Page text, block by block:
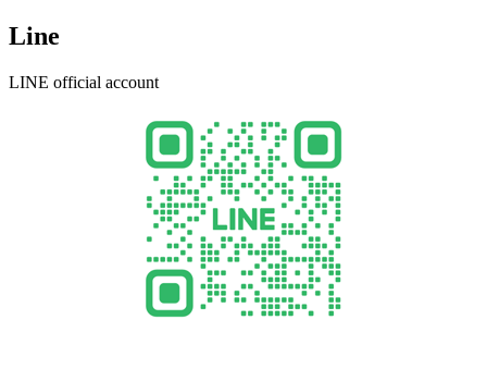
Line
LINE official account